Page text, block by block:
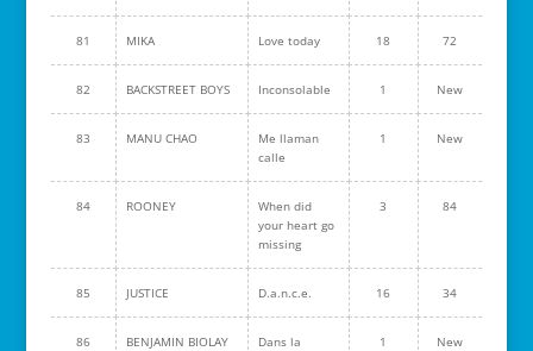
81 MIKA Love today 18 72
82 BACKSTREET BOYS Inconsolable 1 New
83 MANU CHAO
Me llaman
calle
1 New
84 ROONEY
When did
your heart go
missing
3 84
85 JUSTICE D.a.n.c.e. 16 34
86 BENJAMIN BIOLAY Dans la 1 New